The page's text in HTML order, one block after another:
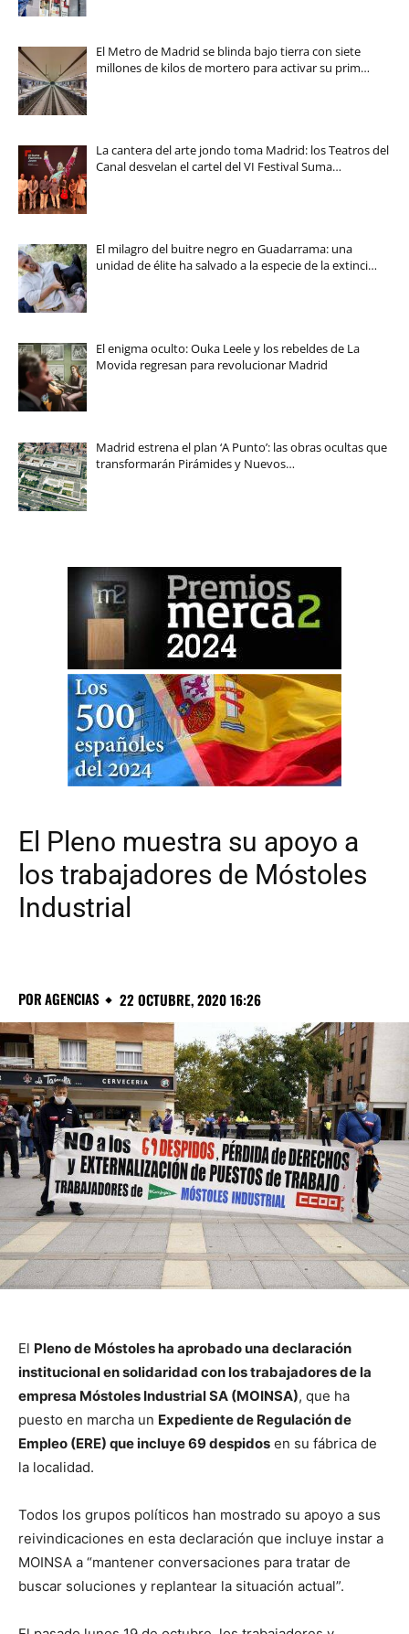
El Metro de Madrid se blinda bajo tierra con siete
millones de kilos de mortero para activar su prim…
La cantera del arte jondo toma Madrid: los Teatros del
Canal desvelan el cartel del VI Festival Suma…
El milagro del buitre negro en Guadarrama: una
unidad de élite ha salvado a la especie de la extinci…
El enigma oculto: Ouka Leele y los rebeldes de La
Movida regresan para revolucionar Madrid
Madrid estrena el plan ‘A Punto’: las obras ocultas que
transformarán Pirámides y Nuevos…
El Pleno muestra su apoyo a
los trabajadores de Móstoles
Industrial
PORAGENCIAS 22 OCTUBRE, 2020 16:26
El Pleno de Móstoles ha aprobado una declaración
institucional en solidaridad con los trabajadores de la
empresa Móstoles Industrial SA (MOINSA), que ha
puesto en marcha un Expediente de Regulación de
Empleo (ERE) que incluye 69 despidos en su fábrica de
la localidad.
Todos los grupos políticos han mostrado su apoyo a sus
reivindicaciones en esta declaración que incluye instar a
MOINSA a “mantener conversaciones para tratar de
buscar soluciones y replantear la situación actual”.